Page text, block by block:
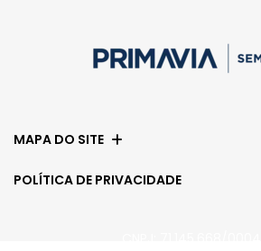
MAPA DO SITE
POLÍTICA DE PRIVACIDADE